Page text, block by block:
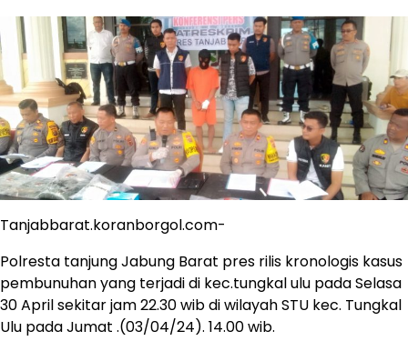
Tanjabbarat.koranborgol.com-
Polresta tanjung Jabung Barat pres rilis kronologis kasus
pembunuhan yang terjadi di kec.tungkal ulu pada Selasa
30 April sekitar jam 22.30 wib di wilayah STU kec. Tungkal
Ulu pada Jumat .(03/04/24). 14.00 wib.